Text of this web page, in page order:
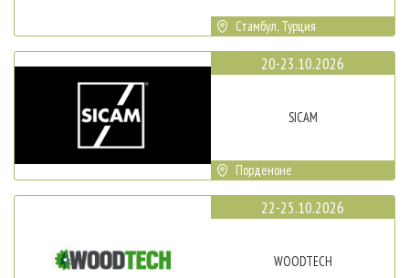
Стамбул, Турция
20-23.10.2026
SICAM
Порденоне
22-25.10.2026
WOODTECH